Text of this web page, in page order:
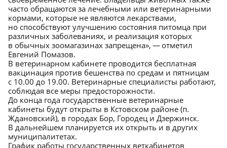
часто обращаются за лечебными или ветеринарными
кормами, которые не являются лекарствами,
но способствуют улучшению состояния питомца при
различных заболеваниях, и реализация которых
в обычных зоомагазинах запрещена», — отметил
Евгений Помазов.
В ветеринарном кабинете проводится бесплатная
вакцинация против бешенства по средам и пятницам
с 10.00 до 19.00. Ветеринарные специалисты работают,
соблюдая все меры предосторожности.
До конца года государственные ветеринарные
кабинеты будут открыты в Кстовском районе (п.
Ждановский), в городах Бор, Городец и Дзержинск.
В дальнейшем планируется их открыть и в других
муниципалитетах.
График работы государственных веткабинетов